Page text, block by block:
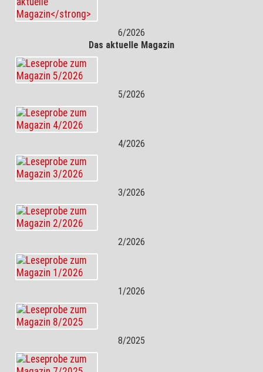
6/2026
Das aktuelle Magazin
5/2026
4/2026
3/2026
2/2026
1/2026
8/2025